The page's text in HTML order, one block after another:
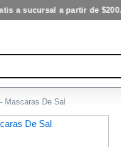
a sucursal a partir de
Mascaras De Sal